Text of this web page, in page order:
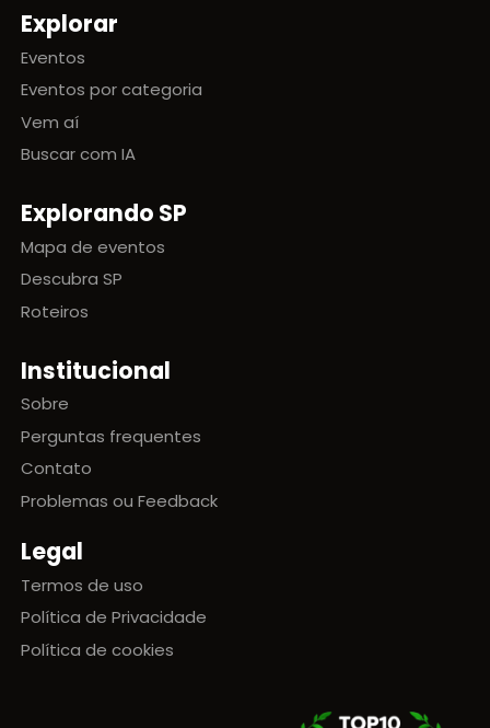
Mapa do site
Explorar
Eventos
Eventos por categoria
Vem aí
Buscar com IA
Explorando SP
Mapa de eventos
Descubra SP
Roteiros
Institucional
Sobre
Perguntas frequentes
Contato
Problemas ou Feedback
Legal
Termos de uso
Política de Privacidade
Política de cookies